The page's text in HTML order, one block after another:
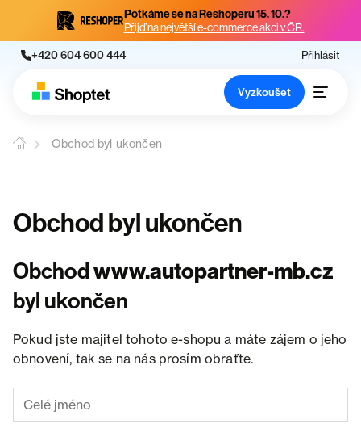
Potkáme se na Reshoperu 15. 10.?
Přijď na největší e-commerce akci v ČR.
+420 604 600 444 Přihlásit
Vyzkoušet
Obchod byl ukončen
Obchod byl ukončen
Obchodwww.autopartner-mb.cz
byl ukončen
Pokud jste majitel tohoto e-shopu a máte zájem o jeho
obnovení, tak se na nás prosím obraťte.